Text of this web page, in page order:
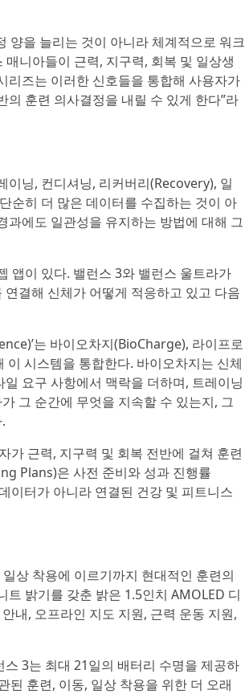
양을 늘리는 것이 아니라 체계적으로 워크
니아들이 근력, 지구력, 회복 및 일상생
리즈는 이러한 신호들을 통합해 사용자가
훈련 의사결정을 내릴 수 있게 한다”라
이닝, 컨디셔닝, 리커버리(Recovery), 일
순히 더 많은 데이터를 수집하는 것이 아
과에도 일관성을 유지하는 방법에 대해 그
앱이 있다. 밸런스 3와 밸런스 울트라가
결해 신체가 어떻게 적응하고 있고 다음
는 바이오차지(BioCharge), 라이프로
시스템을 통합한다. 바이오차지는 신체
요구 사항에서 맥락을 더하며, 트레이닝
그 순간에 무엇을 지속할 수 있는지, 그
가 근력, 지구력 및 회복 전반에 걸쳐 훈련
Plans)은 사전 준비와 성과 진행률
이터가 아니라 연결된 건강 및 피트니스
상 착용에 이르기까지 현대적인 훈련의
밝기를 갖춘 밝은 1.5인치 AMOLED 디
내, 오프라인 지도 지원, 근력 운동 지원,
3는 최대 21일의 배터리 수명을 제공하
된 훈련, 이동, 일상 착용을 위한 더 오래